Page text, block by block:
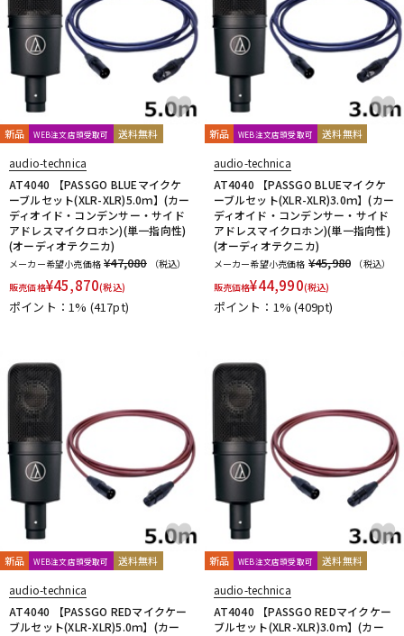
新品 WEB注文店頭受取可 送料無料
audio-technica
AT4040 【PASSGO BLUEマイクケ
ーブルセット(XLR-XLR)5.0ｍ】(カー
ディオイド・コンデンサー・サイド
アドレスマイクロホン)(単一指向性)
(オーディオテクニカ)
メーカー希望小売価格 ¥47,080
（税込）
販売価格¥45,870(税込)
ポイント：1% (417pt)
新品 WEB注文店頭受取可 送料無料
audio-technica
AT4040 【PASSGO BLUEマイクケ
ーブルセット(XLR-XLR)3.0ｍ】(カー
ディオイド・コンデンサー・サイド
アドレスマイクロホン)(単一指向性)
(オーディオテクニカ)
メーカー希望小売価格 ¥45,980
（税込）
販売価格¥44,990(税込)
ポイント：1%(409pt)
新品 WEB注文店頭受取可 送料無料
audio-technica
AT4040 【PASSGO REDマイクケー
ブルセット(XLR-XLR)5.0ｍ】(カー
新品 WEB注文店頭受取可 送料無料
audio-technica
AT4040 【PASSGO REDマイクケー
ブルセット(XLR-XLR)3.0ｍ】(カー